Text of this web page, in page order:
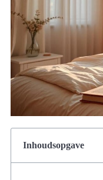
Inhoudsopgave